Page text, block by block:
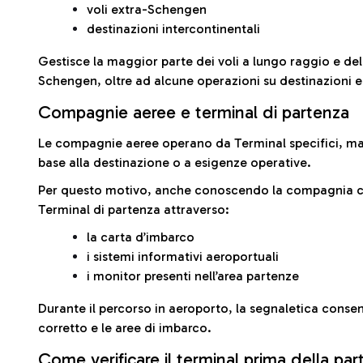
voli extra-Schengen
destinazioni intercontinentali
Gestisce la maggior parte dei voli a lungo raggio e
Schengen, oltre ad alcune operazioni su destinazioni
Compagnie aeree e terminal di partenza
Le compagnie aeree operano da Terminal specifici,
base alla destinazione o a esigenze operative.
Per questo motivo, anche conoscendo la compagnia
Terminal di partenza attraverso:
la carta d’imbarco
i sistemi informativi aeroportuali
i monitor presenti nell’area partenze
Durante il percorso in aeroporto, la segnaletica
corretto e le aree di imbarco.